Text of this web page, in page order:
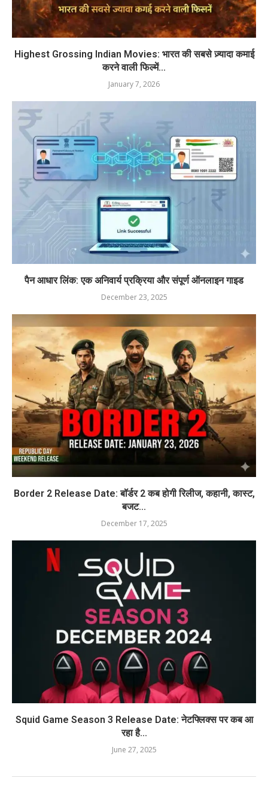
Highest Grossing Indian Movies: भारत की सबसे ज़्यादा कमाई
करने वाली फिल्में...
January 7, 2026
पैन आधार लिंक: एक अनिवार्य प्रक्रिया और संपूर्ण ऑनलाइन गाइड
December 23, 2025
Border 2 Release Date: बॉर्डर 2 कब होगी रिलीज, कहानी, कास्ट,
बजट...
December 17, 2025
Squid Game Season 3 Release Date: नेटफ्लिक्स पर कब आ
रहा है...
June 27, 2025